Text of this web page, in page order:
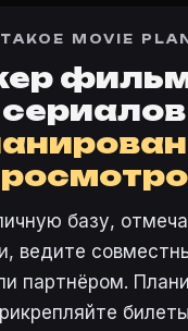
MOVIE
сериалов
базу,
ведите
партнёром.